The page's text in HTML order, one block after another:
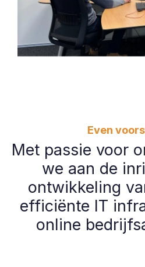
Even
Met passie voor
we aan de
ontwikkeling
efficiënte IT
online